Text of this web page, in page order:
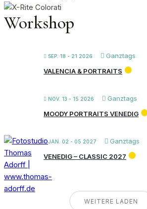
Workshop
SEP. 18 - 21 2026
Ganztags
VALENCIA & PORTRAITS
NOV. 13 - 15 2026 Ganztags
MOODY PORTRAITS VENEDIG
JAN. 02 - 05 2027
Ganztags
VENEDIG – CLASSIC 2027
WEITERE LADEN